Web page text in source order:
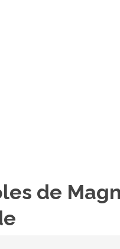
de